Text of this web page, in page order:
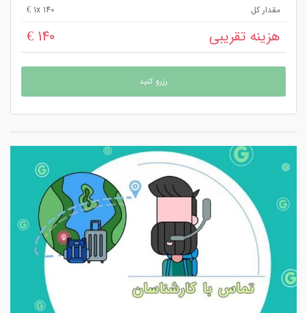
مقدار کل
1x 140 €
هزینه تقریبی 140 €
رزرو کنید